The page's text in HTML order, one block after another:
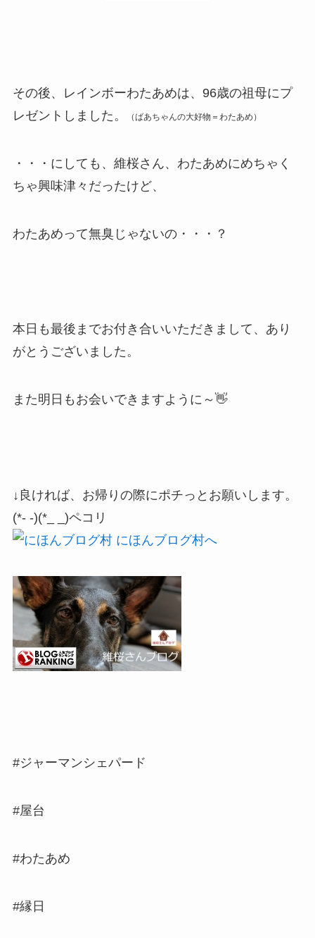
その後、レインボーわたあめは、96歳の祖母にプ
レゼントしました。
（ばあちゃんの大好物＝ わたあめ）
・・・にしても、維桜さん、わたあめにめちゃく
ちゃ興味津々だったけど、
わたあめって無臭じゃないの・・・？
本日も最後までお付き合いいただきまして、あり
がとうございました。
また明日もお会いできますように～👋
↓良ければ、お帰りの際にポチっとお願いします。
(*- -)(*_ _)ペコリ
#ジャーマンシェパード
#屋台
#わたあめ
#縁日